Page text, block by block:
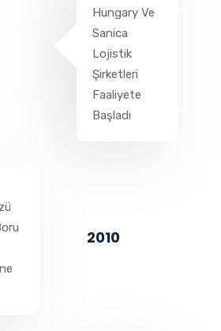
Hungary Ve
Sanica
Lojistik
Şirketleri
Faaliyete
Başladı
2010